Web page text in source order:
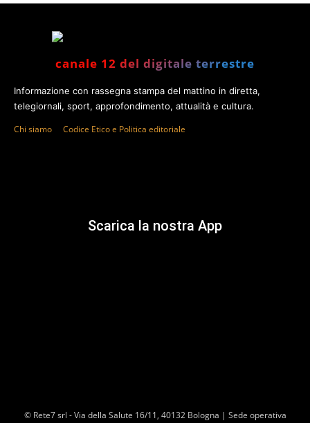
canale 12 del digitale terrestre
Informazione con rassegna stampa del mattino in diretta,
telegiornali, sport, approfondimento, attualità e cultura.
Chi siamo Codice Etico e Politica editoriale
Scarica la nostra App
© Rete7 srl - Via della Salute 16/11, 40132 Bologna | Sede operativa